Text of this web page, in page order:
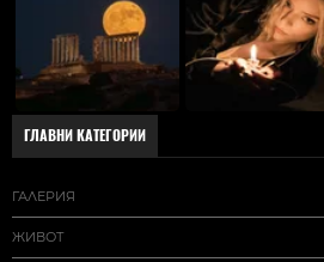
ГЛАВНИ КАТЕГОРИИ
ГАЛЕРИЯ
ЖИВОТ